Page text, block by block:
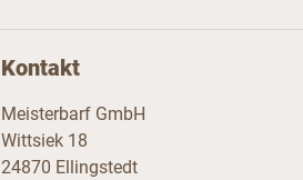
Kontakt
Meisterbarf GmbH
Wittsiek 18
24870 Ellingstedt